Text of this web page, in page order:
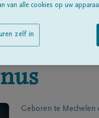
Geboren te Mechelen
van alle cookies op uw
zelf in